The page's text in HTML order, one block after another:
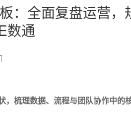
：全面复盘运营，
数通
，梳理数据、流程与团队协作中的